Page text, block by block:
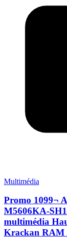
Multimédia
Promo 1099¬
M5606KA-
multimédia
Krackan RAM